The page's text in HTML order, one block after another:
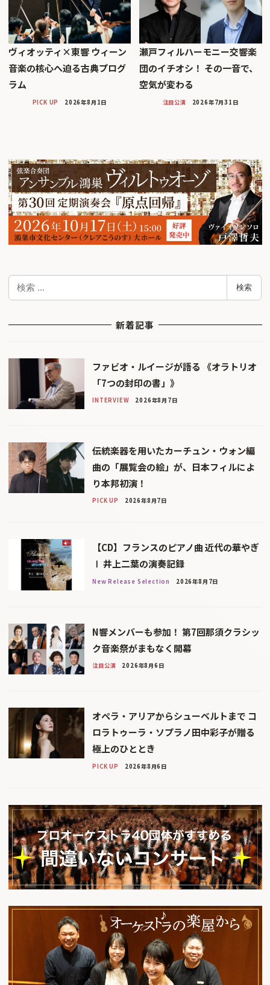
ヴィオッティ×東響 ウィーン
音楽の核心へ迫る古典プログ
ラム
PICK UP 2026年8月1日
瀬戸フィルハーモニー交響楽
団のイチオシ！ その一音で、
空気が変わる
注目公演 2026年7月31日
検
検索
新着記事
ファビオ・ルイージが語る 《オラトリオ
「7つの封印の書」》
INTERVIEW 2026年8月7日
伝統楽器を用いたカーチュン・ウォン編
曲の「展覧会の絵」が、日本フィルによ
り本邦初演！
PICK UP 2026年8月7日
【CD】フランスのピアノ曲 近代の華やぎ
Ⅰ 井上二葉の演奏記録
New Release Selection 2026年8月7日
N響メンバーも参加！ 第7回那須クラシッ
ク音楽祭がまもなく開幕
注目公演 2026年8月6日
オペラ・アリアからシューベルトまで コ
ロラトゥーラ・ソプラノ田中彩子が贈る
極上のひととき
PICK UP 2026年8月6日